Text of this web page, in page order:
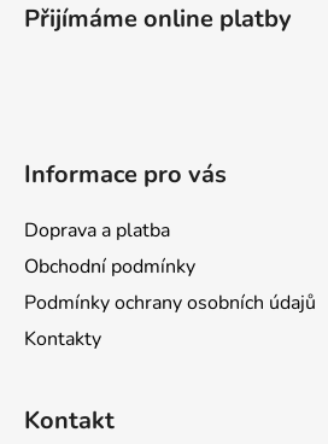
Přijímáme online platby
Informace pro vás
Doprava a platba
Obchodní podmínky
Podmínky ochrany osobních údajů
Kontakty
Kontakt